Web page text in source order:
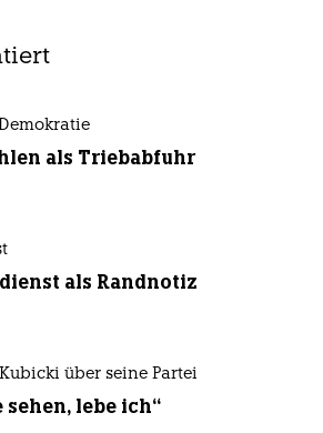
als Triebabfuhr
als Randnotiz
Kubicki über seine Partei
sehen, lebe ich“